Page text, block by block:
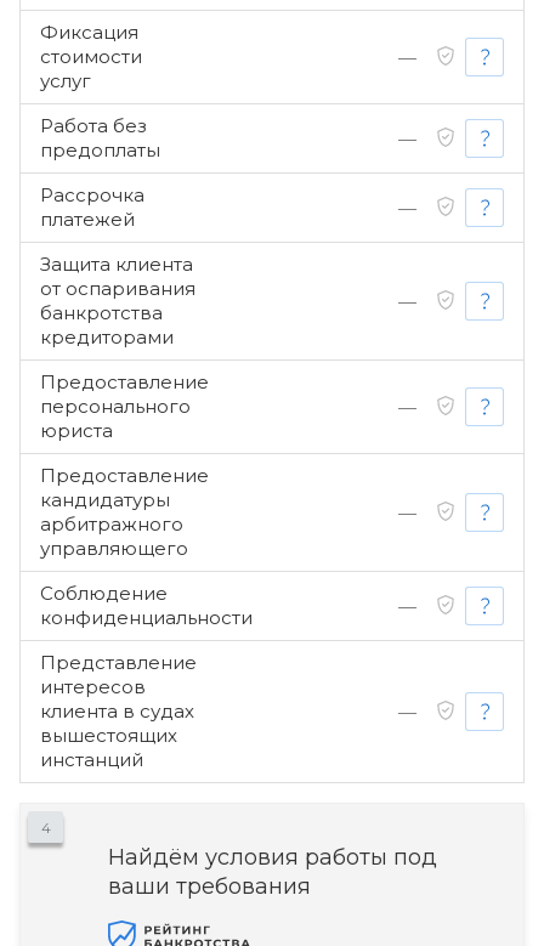
Фиксация
стоимости
услуг
—
Работа без
предоплаты
—
Рассрочка
платежей
—
Защита клиента
от оспаривания
банкротства
кредиторами
—
Предоставление
персонального
юриста
—
Предоставление
кандидатуры
арбитражного
управляющего
—
Соблюдение
конфиденциальности
—
Представление
интересов
клиента в судах
вышестоящих
инстанций
—
4
Найдём условия работы под
ваши требования